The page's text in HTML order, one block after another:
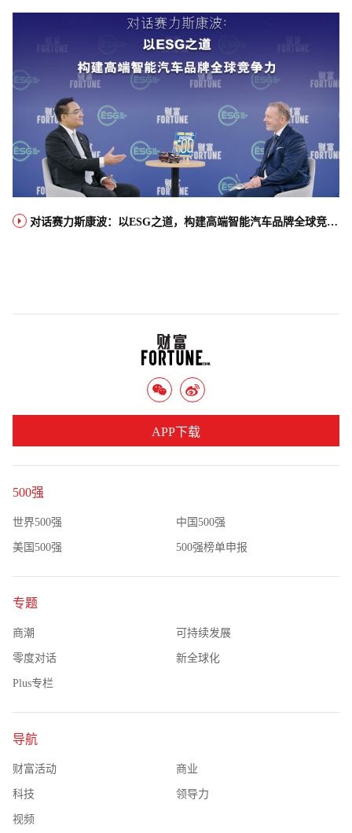
对话赛力斯康波：以ESG之道，构建高端智能汽车品牌全球竞争力
500强
世界500强 中国500强
美国500强 500强榜单申报
专题
商潮 可持续发展
零度对话 新全球化
Plus专栏
导航
财富活动 商业
科技 领导力
视频
APP下载